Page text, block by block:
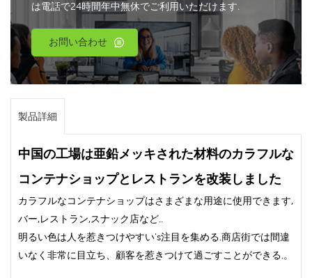
は電話で24時間年中無休でご利用いただけます.
お問い合わせ
製品詳細
中国の工場は亜鉛メッキされた材料のカラフルな
コンテナショップとレストランを改装しました
カラフルなコンテナショップはさまざまな用途に使用できます,
バー,レストラン,スナック店など..
明るい色は人を惹きつけやすい's注目を集める.商店街では間違
いなく非常に目立ち、顧客を惹きつけて過ごすことができる.。